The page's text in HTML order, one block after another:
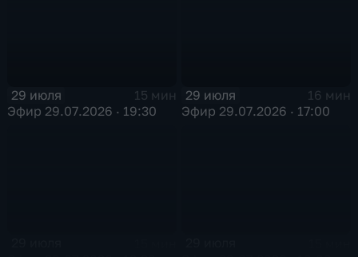
29 июля
15 мин
Эфир 29.07.2026 · 19:30
29 июля
16 мин
Эфир 29.07.2026 · 17:00